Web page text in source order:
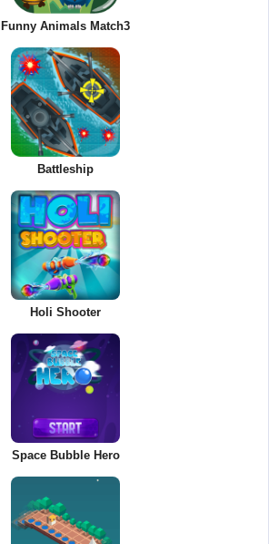
Funny Animals Match3
Battleship
Holi Shooter
Space Bubble Hero